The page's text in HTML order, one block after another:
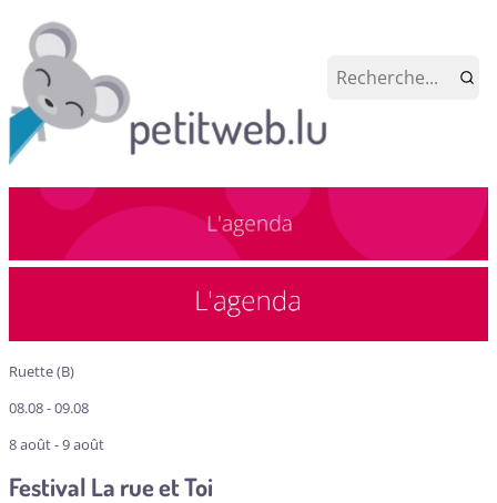
Ruette (B)
08.08 - 09.08
8 août - 9 août
Festival La rue et Toi